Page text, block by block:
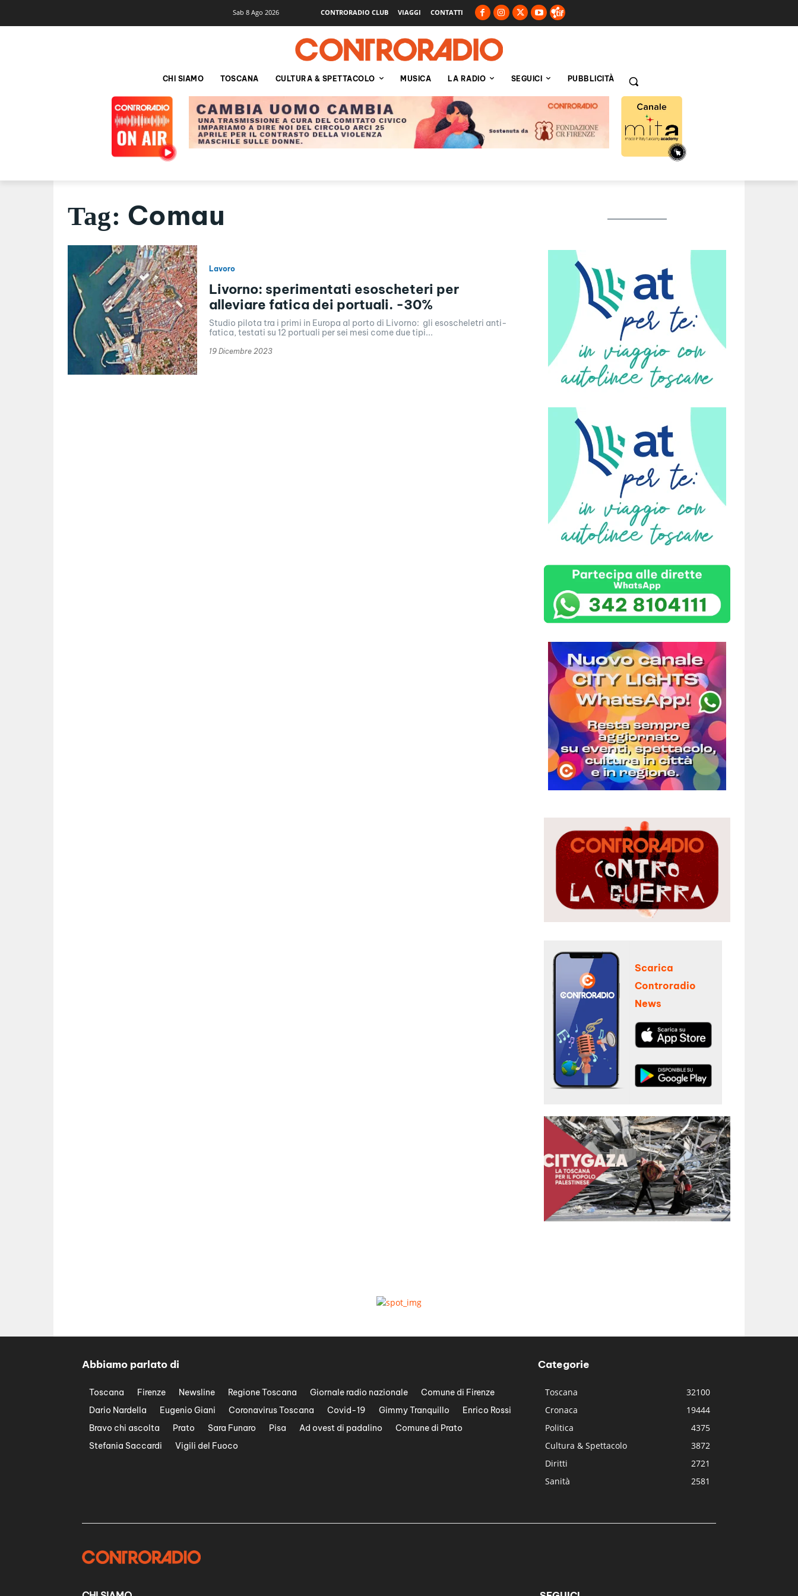
Sab 8 Ago 2026 CONTRORADIO CLUB VIAGGI CONTATTI
CHI SIAMO TOSCANA CULTURA & SPETTACOLO MUSICA LA RADIO SEGUICI PUBBLICITÀ
Tag: Comau
Lavoro
Livorno: sperimentati esoscheteri per
alleviare fatica dei portuali. -30%
Studio pilota tra i primi in Europa al porto di Livorno: gli esoscheletri anti-
fatica, testati su 12 portuali per sei mesi come due tipi...
19 Dicembre 2023
Scarica
Controradio
News
Abbiamo parlato di
Toscana Firenze Newsline Regione Toscana Giornale radio nazionale
Comune di Firenze
Dario Nardella
Eugenio Giani Coronavirus Toscana Covid-19 Gimmy Tranquillo
Enrico Rossi
Bravo chi ascolta
Prato Sara Funaro Pisa Ad ovest di padalino
Comune di Prato
Stefania Saccardi
Vigili del Fuoco
Categorie
Toscana
32100
Cronaca
19444
Politica
4375
Cultura & Spettacolo
3872
Diritti
2721
Sanità
2581